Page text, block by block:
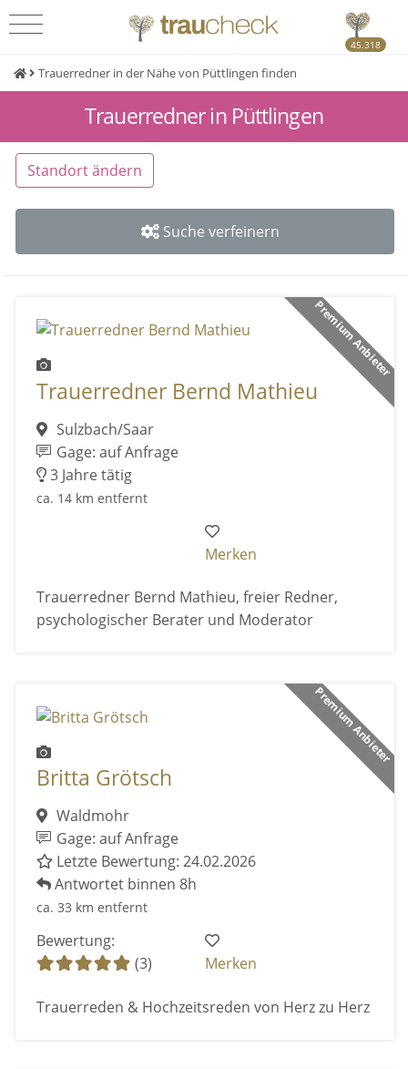
45.318
Trauerredner in der Nähe von Püttlingen finden
Trauerredner in Püttlingen
Standort ändern
Suche verfeinern
Premium Anbieter
Trauerredner Bernd Mathieu
Sulzbach/Saar
Gage: auf Anfrage
3 Jahre tätig
ca. 14 km entfernt
Merken
Trauerredner Bernd Mathieu, freier Redner,
psychologischer Berater und Moderator
Premium Anbieter
Britta Grötsch
Waldmohr
Gage: auf Anfrage
Letzte Bewertung: 24.02.2026
Antwortet binnen 8h
ca. 33 km entfernt
Bewertung:
(3)
Merken
Trauerreden & Hochzeitsreden von Herz zu Herz